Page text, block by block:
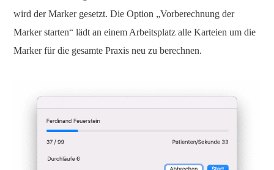
wird der Marker gesetzt. Die Option „Vorberechnung der
Marker starten“ lädt an einem Arbeitsplatz alle Karteien um die
Marker für die gesamte Praxis neu zu berechnen.